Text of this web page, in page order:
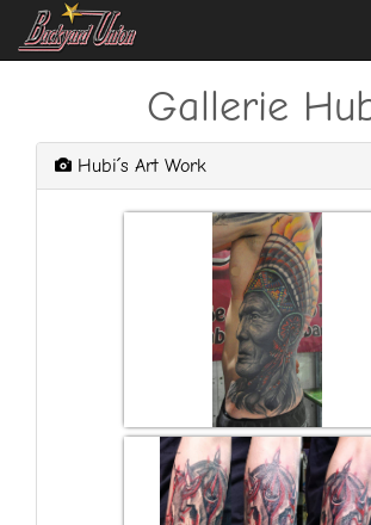
Gallerie
Hubi´s Art Work